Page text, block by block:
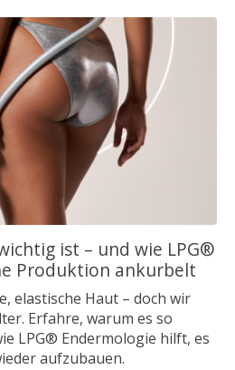
ist – und wie LPG®
Produktion ankurbelt
elastische Haut – doch wir
Erfahre, warum es so
LPG® Endermologie hilft, es
aufzubauen.